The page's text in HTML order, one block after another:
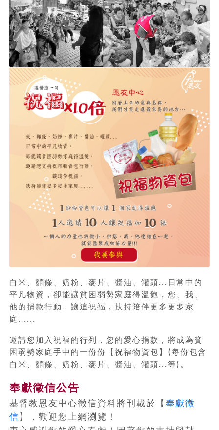
白米、麵條、奶粉、麥片、醬油、罐頭...日常中的
平凡物資，卻能讓貧困弱勢家庭得溫飽，您、我、
他的捐款行動，讓這祝福，扶持陪伴更多更多家
庭......
邀請您加入祝福的行列，您的愛心捐款，將成為貧
困弱勢家庭手中的一份份【祝福物資包】(每份包含
白米、麵條、奶粉、麥片、醬油、罐頭...等)。
奉獻徵信公告
基督教恩友中心徵信資料將刊載於【奉獻徵
信】，歡迎您上網瀏覽！